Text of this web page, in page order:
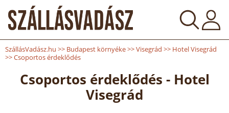
SzállásVadász.hu >> Budapest környéke>>Visegrád >> Hotel Visegrád
>>Csoportos érdeklődés
Csoportos érdeklődés - Hotel
Visegrád